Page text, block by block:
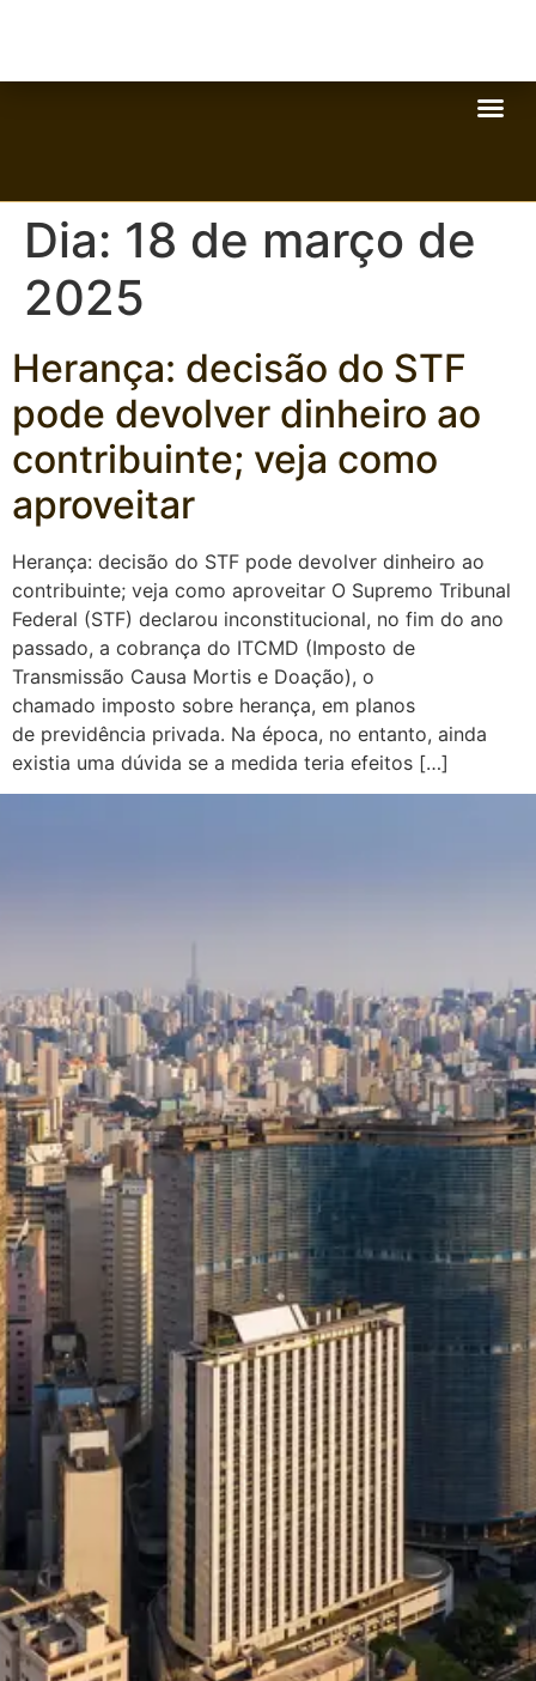
Dia: 18 de março de
2025
Herança: decisão do STF
pode devolver dinheiro ao
contribuinte; veja como
aproveitar
Herança: decisão do STF pode devolver dinheiro ao
contribuinte; veja como aproveitar O Supremo Tribunal
Federal (STF) declarou inconstitucional, no fim do ano
passado, a cobrança do ITCMD (Imposto de
Transmissão Causa Mortis e Doação), o
chamado imposto sobre herança, em planos
de previdência privada. Na época, no entanto, ainda
existia uma dúvida se a medida teria efeitos […]